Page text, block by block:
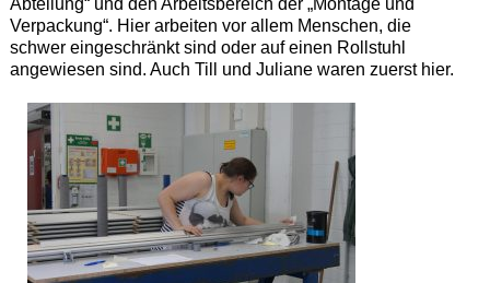
Abteilung“ und den Arbeitsbereich der „Montage und
Verpackung“. Hier arbeiten vor allem Menschen, die
schwer eingeschränkt sind oder auf einen Rollstuhl
angewiesen sind. Auch Till und Juliane waren zuerst hier.